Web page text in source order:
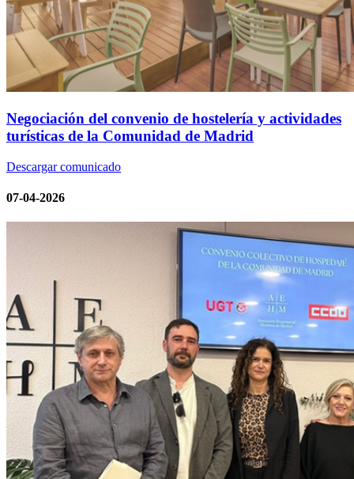
Negociación del convenio de hostelería y actividades
turísticas de la Comunidad de Madrid
Descargar comunicado
07-04-2026